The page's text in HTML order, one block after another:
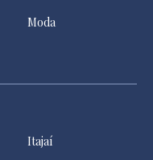
Moda
Itajaí